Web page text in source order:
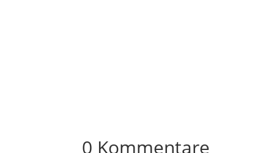
0 Kommentare